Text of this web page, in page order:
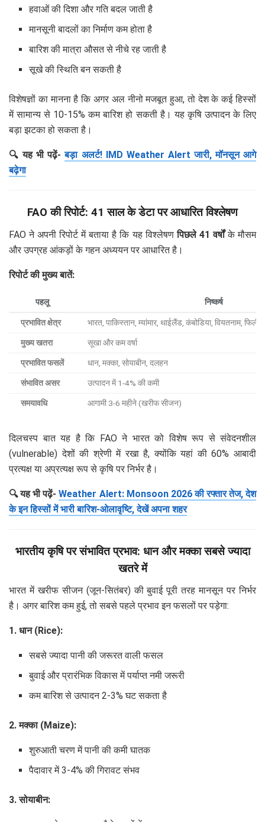
हवाओं की दिशा और गति बदल जाती है
मानसूनी बादलों का निर्माण कम होता है
बारिश की मात्रा औसत से नीचे रह जाती है
सूखे की स्थिति बन सकती है
विशेषज्ञों का मानना है कि अगर अल नीनो मजबूत हुआ, तो देश के कई हिस्सों
में सामान्य से 10-15% कम बारिश हो सकती है। यह कृषि उत्पादन के लिए
बड़ा झटका हो सकता है।
🔍 यह भी पढ़ें-बड़ा अलर्ट! IMD Weather Alert जारी, मॉनसून आगे
बढ़ेगा
FAO की रिपोर्ट: 41 साल के डेटा पर आधारित विश्लेषण
FAO ने अपनी रिपोर्ट में बताया है कि यह विश्लेषणपिछले 41 वर्षोंके मौसम
और उपग्रह आंकड़ों के गहन अध्ययन पर आधारित है।
रिपोर्ट की मुख्य बातें:
पहलू निष्कर्ष
प्रभावित क्षेत्र भारत, पाकिस्तान, म्यांमार, थाईलैंड, कंबोडिया, वियतनाम,
मुख्य खतरा सूखा और कम वर्षा
प्रभावित फसलें धान, मक्का, सोयाबीन, दलहन
संभावित असर उत्पादन में 1-4% की कमी
समयावधि आगामी 3-6 महीने (खरीफ सीजन)
दिलचस्प बात यह है कि FAO ने भारत को विशेष रूप से संवेदनशील
(vulnerable) देशों की श्रेणी में रखा है, क्योंकि यहां की 60% आबादी
प्रत्यक्ष या अप्रत्यक्ष रूप से कृषि पर निर्भर है।
🔍 यह भी पढ़ें-Weather Alert: Monsoon 2026 की रफ्तार तेज, देश
के इन हिस्सों में भारी बारिश-ओलावृष्टि, देखें अपना शहर
भारतीय कृषि पर संभावित प्रभाव: धान और मक्का सबसे ज्यादा
खतरे में
भारत में खरीफ सीजन (जून-सितंबर) की बुवाई पूरी तरह मानसून पर निर्भर
है। अगर बारिश कम हुई, तो सबसे पहले प्रभाव इन फसलों पर पड़ेगा:
1. धान (Rice):
सबसे ज्यादा पानी की जरूरत वाली फसल
बुवाई और प्रारंभिक विकास में पर्याप्त नमी जरूरी
कम बारिश से उत्पादन 2-3% घट सकता है
2. मक्का (Maize):
शुरुआती चरण में पानी की कमी घातक
पैदावार में 3-4% की गिरावट संभव
3. सोयाबीन: